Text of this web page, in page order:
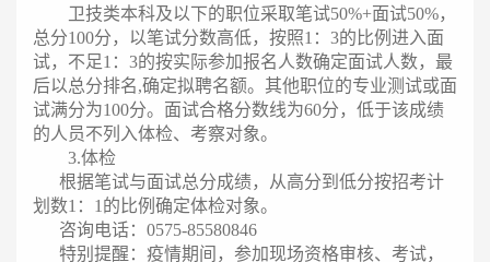
卫技类本科及以下的职位采取笔试50%+面试50%，
总分100分，以笔试分数高低，按照1：3的比例进入面
试，不足1：3的按实际参加报名人数确定面试人数，最
后以总分排名,确定拟聘名额。其他职位的专业测试或面
试满分为100分。面试合格分数线为60分，低于该成绩
的人员不列入体检、考察对象。
3.体检
根据笔试与面试总分成绩，从高分到低分按招考计
划数1：1的比例确定体检对象。
咨询电话：0575-85580846
特别提醒：疫情期间，参加现场资格审核、考试，